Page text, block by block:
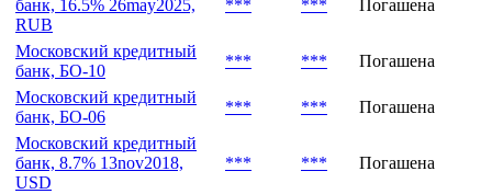
банк, 16.5% 26may2025,
RUB
*** *** Погашена
Московский кредитный
банк, БО-10
*** ***
Погашена
Московский кредитный
банк, БО-06
*** ***
Погашена
Московский кредитный
банк, 8.7% 13nov2018,
USD
*** *** Погашена